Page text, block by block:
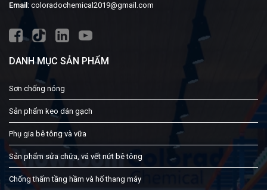
Email: coloradochemical2019@gmail.com
DANH MỤC SẢN PHẨM
Sơn chống nóng
Sản phẩm keo dán gạch
Phụ gia bê tông và vữa
Sản phẩm sửa chữa, vá vết nứt bê tông
Chống thấm tầng hầm và hố thang máy